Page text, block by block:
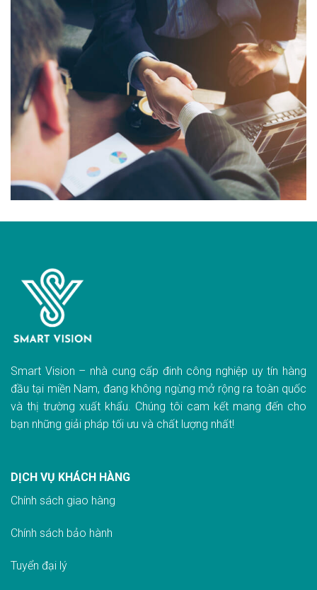
Smart Vision – nhà cung cấp đinh công nghiệp uy tín hàng
đầu tại miền Nam, đang không ngừng mở rộng ra toàn quốc
và thị trường xuất khẩu. Chúng tôi cam kết mang đến cho
bạn những giải pháp tối ưu và chất lượng nhất!
DỊCH VỤ KHÁCH HÀNG
Chính sách giao hàng
Chính sách bảo hành
Tuyển đại lý